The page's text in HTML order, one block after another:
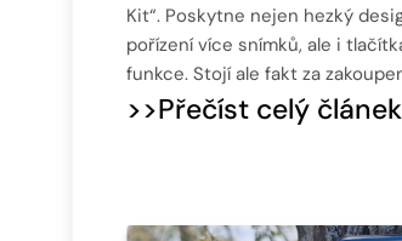
Kit“. Poskytne nejen hezký
pořízení více snímků, ale i
funkce. Stojí ale fakt za
>>Přečíst celý článek